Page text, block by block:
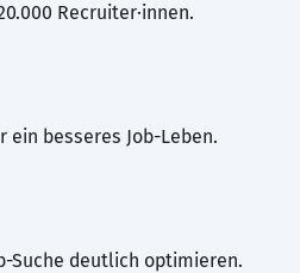
Recruiter·innen.
besseres Job-Leben.
Suche deutlich optimieren.